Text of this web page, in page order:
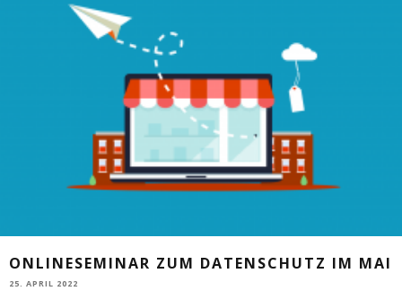
ONLINESEMINAR ZUM DATENSCHUTZ IM MAI
25. APRIL 2022